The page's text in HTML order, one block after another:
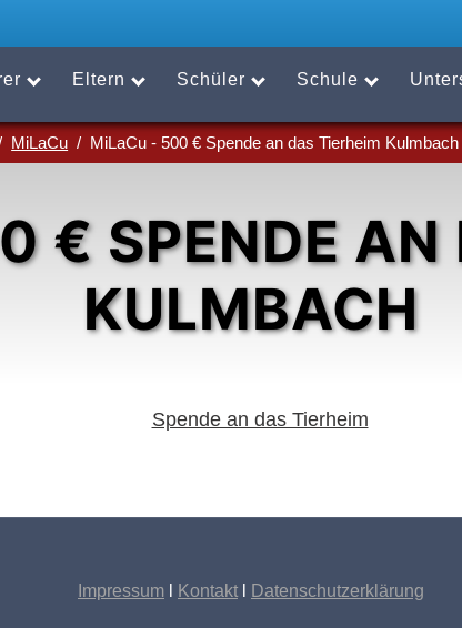
Eltern Schüler Schule
MiLaCu MiLaCu - 500 € Spende an das Tierheim Kulmbach
€ SPENDE AN
KULMBACH
Impressum Kontakt Datenschutzerklärung